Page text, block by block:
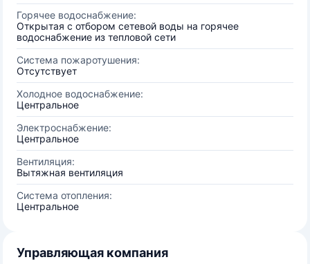
Горячее водоснабжение:
Открытая с отбором сетевой воды на горячее
водоснабжение из тепловой сети
Система пожаротушения:
Отсутствует
Холодное водоснабжение:
Центральное
Электроснабжение:
Центральное
Вентиляция:
Вытяжная вентиляция
Система отопления:
Центральное
Управляющая компания